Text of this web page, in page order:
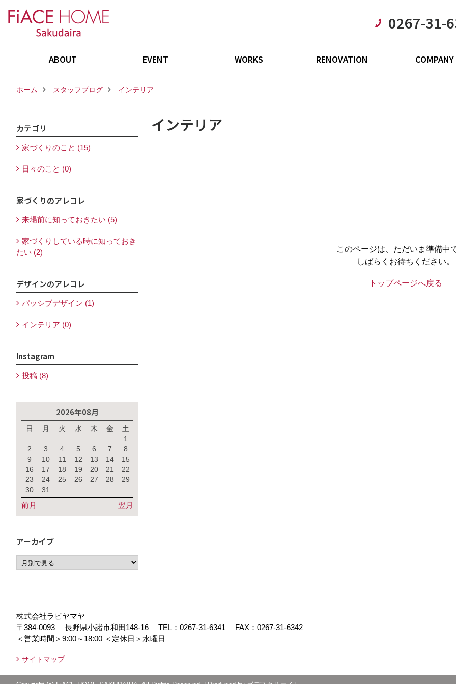
0267-31-
ABOUT EVENT WORKS RENOVATION COMPANY
ホーム スタッフブログ インテリア
インテリア
このページは、ただいま準備中
しばらくお待ちください。
トップページへ戻る
カテゴリ
家づくりのこと (15)
日々のこと (0)
家づくりのアレコレ
来場前に知っておきたい (5)
家づくりしている時に知っておき
たい (2)
デザインのアレコレ
パッシブデザイン (1)
インテリア (0)
Instagram
投稿 (8)
2026年08月
日 月 火 水 木 金
土
1
2
3 4 5 6 7
8
9
10 11 12 13 14
15
16
17 18 19 20 21
22
23
24 25 26 27 28
29
30
31
前月 翌月
アーカイブ
株式会社ラビヤマヤ
〒384-0093
長野県小諸市和田148-16 TEL： 0267-31-6341
FAX：0267-31-6342
＜営業時間＞9:00～18:00 ＜定休日＞水曜日
サイトマップ